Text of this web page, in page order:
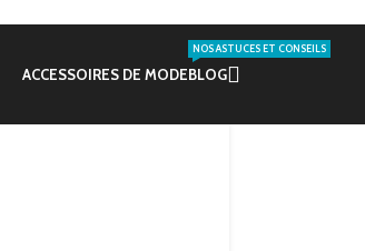
ACCESSOIRES DE MODEBLOG
NOS ASTUCES ET CONSEILS